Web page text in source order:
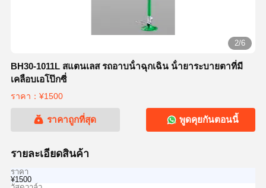
2/6
BH30-1011L สแตนเลส รถอาบน้ําฉุกเฉิน น้ํายาระบายตาที่มี
เคลือบเอโป๊กซี่
ราคา：¥1500
ราคาถูกที่สุด พูดคุยกันตอนนี้
รายละเอียดสินค้า
ราคา
¥1500